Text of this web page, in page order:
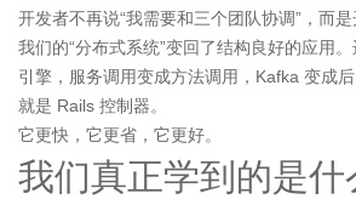
开发者不再说“我需要和三个团队协调”，而是
我们的“分布式系统”变回了结构良好的应用
引擎，服务调用变成方法调用，Kafka 变成
就是 Rails 控制器。
它更快，它更省，它更好。
我们真正学到的是什